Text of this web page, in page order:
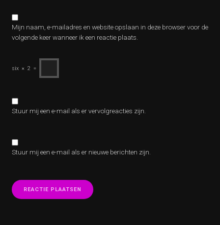
Mijn naam, e-mailadres en website opslaan in deze browser voor de
volgende keer wanneer ik een reactie plaats.
six × 2 =
Stuur mij een e-mail als er vervolgreacties zijn.
Stuur mij een e-mail als er nieuwe berichten zijn.